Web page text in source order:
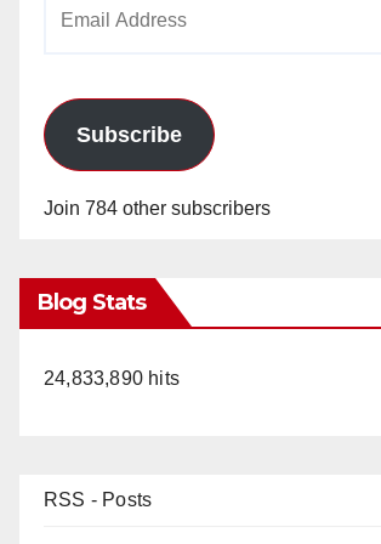
Subscribe
Join 784 other subscribers
Blog Stats
24,833,890 hits
RSS - Posts